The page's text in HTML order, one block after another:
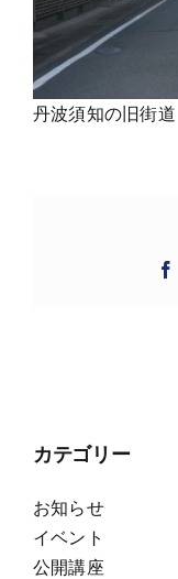
丹波須知の旧街道
カテゴリー
お知らせ
イベント
公開講座